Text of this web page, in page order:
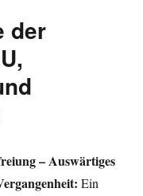
der
– Auswärtiges
Ein